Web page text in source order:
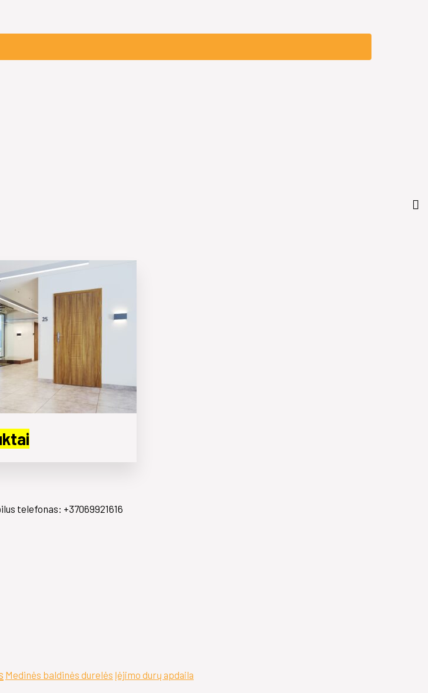
telefonas: +37069921616
Medinės baldinės durelės Įėjimo durų apdaila